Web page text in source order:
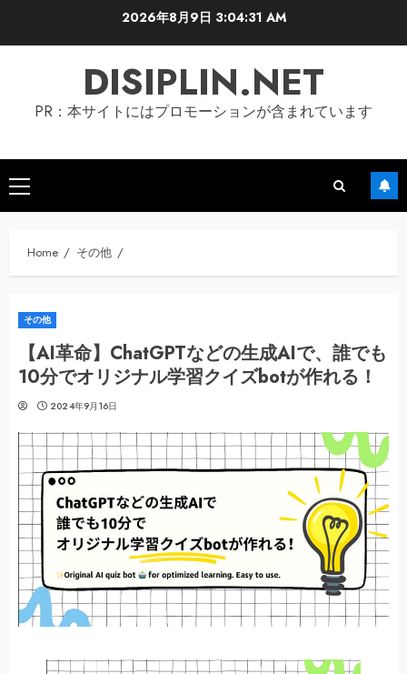
2026年8月9日 3:04:32 AM
DISIPLIN.NET
PR：本サイトにはプロモーションが含まれています
Primary
Menu
Home その他
その他
【AI革命】ChatGPTなどの生成AIで、誰でも
10分でオリジナル学習クイズbotが作れる！
2024年9月16日